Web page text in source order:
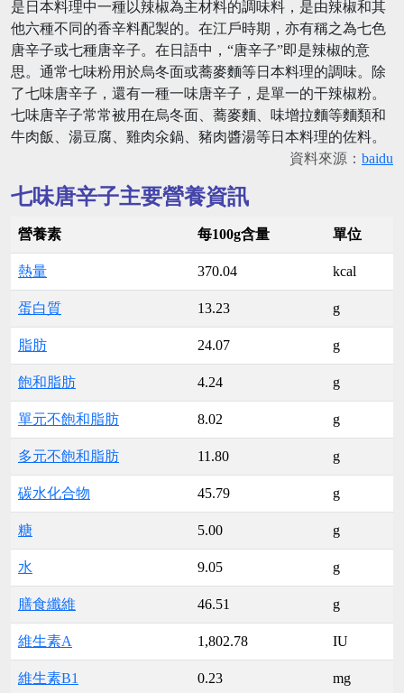
是日本料理中一種以辣椒為主材料的調味料，是由辣椒和其
他六種不同的香辛料配製的。在江戶時期，亦有稱之為七色
唐辛子或七種唐辛子。在日語中，“唐辛子”即是辣椒的意
思。通常七味粉用於烏冬面或蕎麥麵等日本料理的調味。除
了七味唐辛子，還有一種一味唐辛子，是單一的干辣椒粉。
七味唐辛子常常被用在烏冬面、蕎麥麵、味增拉麵等麵類和
牛肉飯、湯豆腐、雞肉氽鍋、豬肉醬湯等日本料理的佐料。
資料來源： baidu
七味唐辛子主要營養資訊
營養素 每100g含量 單位
熱量 370.04 kcal
蛋白質 13.23 g
脂肪 24.07 g
飽和脂肪 4.24 g
單元不飽和脂肪 8.02 g
多元不飽和脂肪 11.80 g
碳水化合物 45.79 g
糖 5.00 g
水 9.05 g
膳食纖維 46.51 g
維生素A 1,802.78 IU
維生素B1 0.23 mg